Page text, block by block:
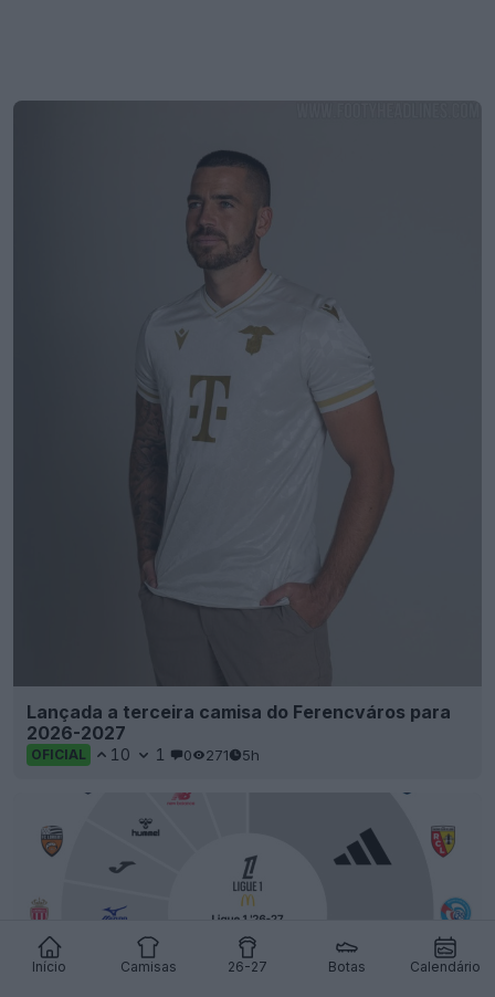
Início Camisas 26-27 Botas Calendário
Lançada a terceira camisa do Ferencváros para
2026-2027
OFICIAL 10 1 0 271 5h